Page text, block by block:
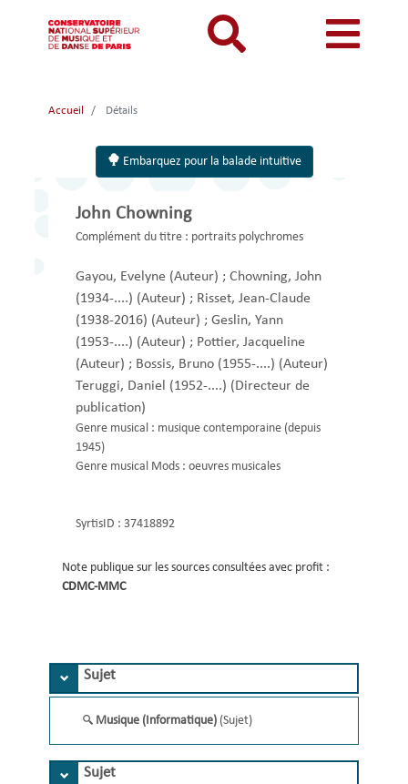
au
contenu
Catalogue
Mon
compte
mobile
Menu
mon
mobile
Je me connecte pour la première fois
J'ai oublié mon mot de passe
Menu
mobile
INFORMATIONS PRATIQUES
LECTURES A VUE
FONDS CDMC-MMC
Accueil Détails
Embarquez pour la balade intuitive
John Chowning
Complément du titre : portraits polychromes
Gayou, Evelyne (Auteur) ;Chowning, John
(1934-....) (Auteur) ; Risset, Jean-Claude
(1938-2016) (Auteur) ;Geslin, Yann
(1953-....) (Auteur) ; Pottier, Jacqueline
(Auteur) ; Bossis, Bruno (1955-....) (Auteur)
Teruggi, Daniel (1952-....) (Directeur de
publication)
Genre musical : musique contemporaine (depuis
1945)
Genre musical Mods : oeuvres musicales
SyrtisID : 37418892
Note publique sur les sources consultées avec profit :
CDMC-MMC
Sujet
Musique (Informatique) (Sujet)
Sujet